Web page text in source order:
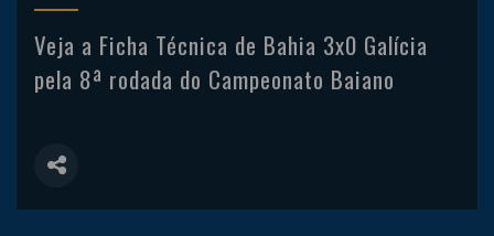
Veja a Ficha Técnica de Bahia 3x0 Galícia
pela 8ª rodada do Campeonato Baiano